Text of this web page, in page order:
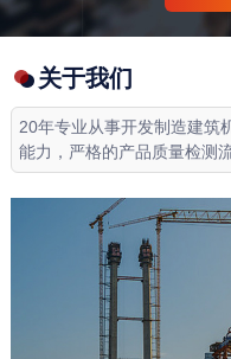
关于我们
20年专业从事开发制造建筑
能力，严格的产品质量检测流